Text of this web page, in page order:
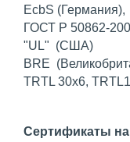
EcbS (Германия),
ГОСТ Р 50862-
"UL" (США)
BRE
TRTL 30x6,
Сертификаты на